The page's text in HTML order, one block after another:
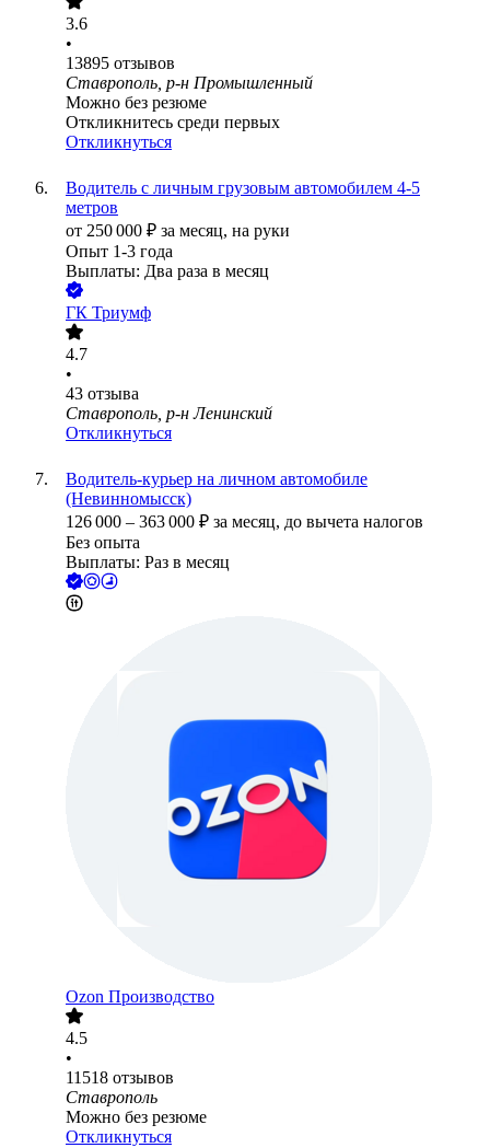
3.6
•
13895 отзывов
Ставрополь, р-н Промышленный
Можно без резюме
Откликнитесь среди первых
Откликнуться
Водитель с личным грузовым автомобилем 4-5
метров
от 250 000 ₽ за месяц, на руки
Опыт 1-3 года
Выплаты: Два раза в месяц
ГК Триумф
4.7
•
43 отзыва
Ставрополь, р-н Ленинский
Откликнуться
Водитель-курьер на личном автомобиле
(Невинномысск)
126 000 – 363 000 ₽ за месяц, до вычета налогов
Без опыта
Выплаты: Раз в месяц
Ozon Производство
4.5
•
11518 отзывов
Ставрополь
Можно без резюме
Откликнуться